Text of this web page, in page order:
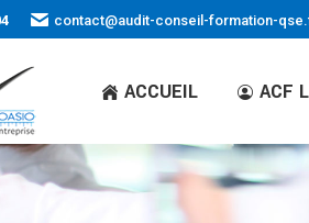
contact@audit-conseil-formation-
ACCUEIL ACF